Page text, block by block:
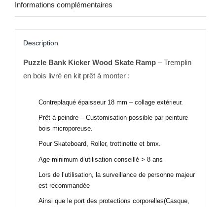
Informations complémentaires
Description
Puzzle Bank Kicker Wood Skate Ramp– Tremplin
en bois livré en kit prêt à monter :
Contreplaqué épaisseur 18 mm – collage extérieur.
Prêt à peindre – Customisation possible par peinture
bois microporeuse.
Pour Skateboard, Roller, trottinette et bmx.
Age minimum d’utilisation conseillé > 8 ans
Lors de l’utilisation, la surveillance de personne majeur
est recommandée
Ainsi que le port des protections corporelles(Casque,